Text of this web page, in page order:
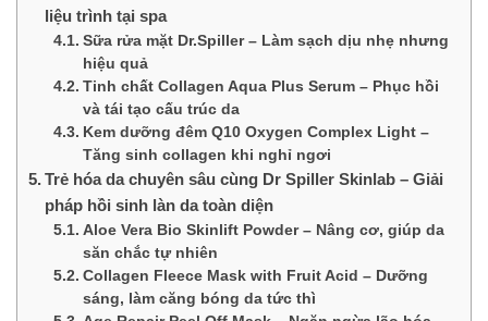
liệu trình tại spa
Sữa rửa mặt Dr.Spiller – Làm sạch dịu nhẹ nhưng
hiệu quả
Tinh chất Collagen Aqua Plus Serum – Phục hồi
và tái tạo cấu trúc da
Kem dưỡng đêm Q10 Oxygen Complex Light –
Tăng sinh collagen khi nghỉ ngơi
Trẻ hóa da chuyên sâu cùng Dr Spiller Skinlab – Giải
pháp hồi sinh làn da toàn diện
Aloe Vera Bio Skinlift Powder – Nâng cơ, giúp da
săn chắc tự nhiên
Collagen Fleece Mask with Fruit Acid – Dưỡng
sáng, làm căng bóng da tức thì